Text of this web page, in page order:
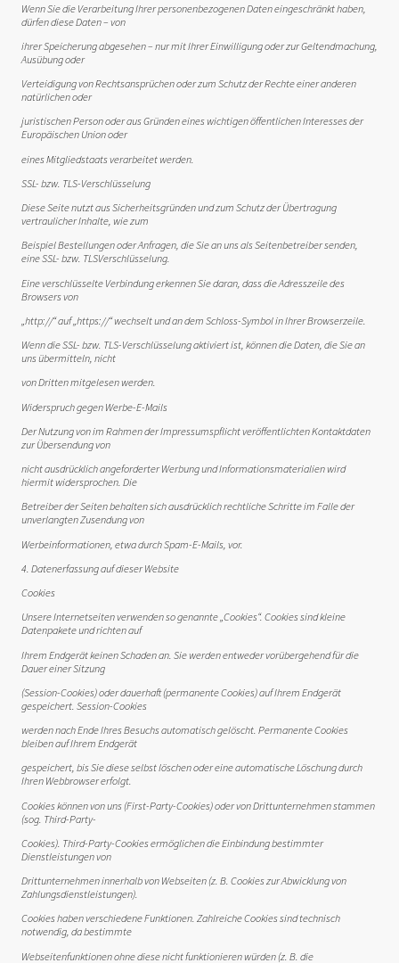
Wenn Sie die Verarbeitung Ihrer personenbezogenen Daten eingeschränkt haben,
dürfen diese Daten – von
ihrer Speicherung abgesehen – nur mit Ihrer Einwilligung oder zur Geltendmachung,
Ausübung oder
Verteidigung von Rechtsansprüchen oder zum Schutz der Rechte einer anderen
natürlichen oder
juristischen Person oder aus Gründen eines wichtigen öffentlichen Interesses der
Europäischen Union oder
eines Mitgliedstaats verarbeitet werden.
SSL- bzw. TLS-Verschlüsselung
Diese Seite nutzt aus Sicherheitsgründen und zum Schutz der Übertragung
vertraulicher Inhalte, wie zum
Beispiel Bestellungen oder Anfragen, die Sie an uns als Seitenbetreiber senden,
eine SSL- bzw. TLSVerschlüsselung.
Eine verschlüsselte Verbindung erkennen Sie daran, dass die Adresszeile des
Browsers von
„http://“ auf „https://“ wechselt und an dem Schloss-Symbol in Ihrer Browserzeile.
Wenn die SSL- bzw. TLS-Verschlüsselung aktiviert ist, können die Daten, die Sie an
uns übermitteln, nicht
von Dritten mitgelesen werden.
Widerspruch gegen Werbe-E-Mails
Der Nutzung von im Rahmen der Impressumspflicht veröffentlichten Kontaktdaten
zur Übersendung von
nicht ausdrücklich angeforderter Werbung und Informationsmaterialien wird
hiermit widersprochen. Die
Betreiber der Seiten behalten sich ausdrücklich rechtliche Schritte im Falle der
unverlangten Zusendung von
Werbeinformationen, etwa durch Spam-E-Mails, vor.
4. Datenerfassung auf dieser Website
Cookies
Unsere Internetseiten verwenden so genannte „Cookies“. Cookies sind kleine
Datenpakete und richten auf
Ihrem Endgerät keinen Schaden an. Sie werden entweder vorübergehend für die
Dauer einer Sitzung
(Session-Cookies) oder dauerhaft (permanente Cookies) auf Ihrem Endgerät
gespeichert. Session-Cookies
werden nach Ende Ihres Besuchs automatisch gelöscht. Permanente Cookies
bleiben auf Ihrem Endgerät
gespeichert, bis Sie diese selbst löschen oder eine automatische Löschung durch
Ihren Webbrowser erfolgt.
Cookies können von uns (First-Party-Cookies) oder von Drittunternehmen stammen
(sog. Third-Party-
Cookies). Third-Party-Cookies ermöglichen die Einbindung bestimmter
Dienstleistungen von
Drittunternehmen innerhalb von Webseiten (z. B. Cookies zur Abwicklung von
Zahlungsdienstleistungen).
Cookies haben verschiedene Funktionen. Zahlreiche Cookies sind technisch
notwendig, da bestimmte
Webseitenfunktionen ohne diese nicht funktionieren würden (z. B. die